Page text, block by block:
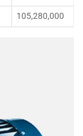
105,280,000